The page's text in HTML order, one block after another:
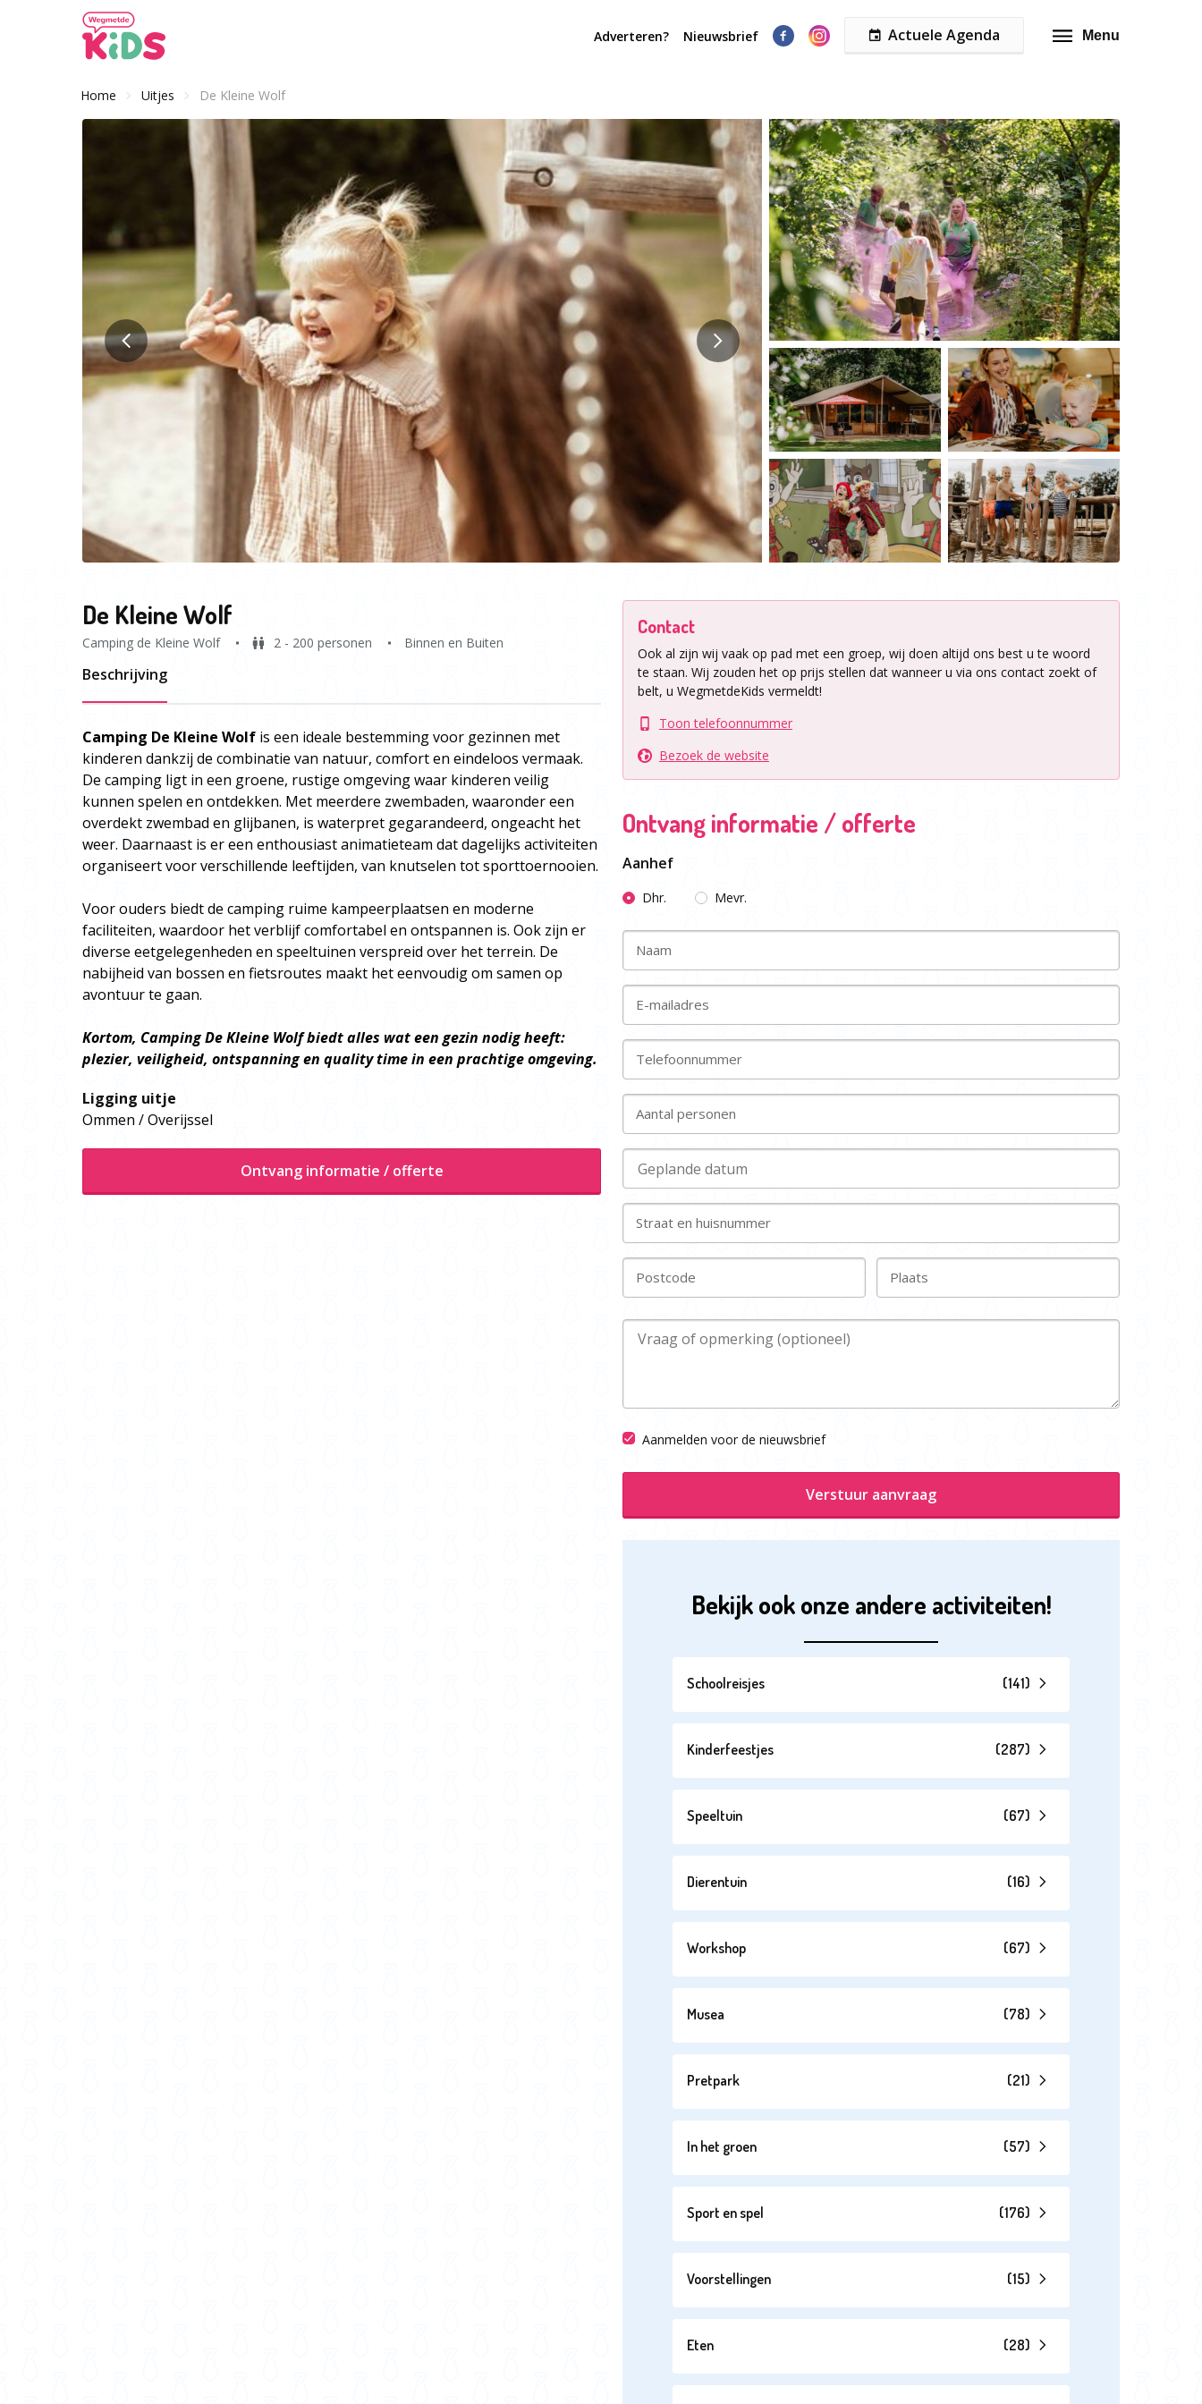
Adverteren? Nieuwsbrief Actuele Agenda Menu
Home Uitjes De Kleine Wolf
De Kleine Wolf
Camping de Kleine Wolf 2 - 200 personen Binnen en Buiten
Beschrijving
Camping De Kleine Wolf is een ideale bestemming voor gezinnen met
kinderen dankzij de combinatie van natuur, comfort en eindeloos vermaak.
De camping ligt in een groene, rustige omgeving waar kinderen veilig
kunnen spelen en ontdekken. Met meerdere zwembaden, waaronder een
overdekt zwembad en glijbanen, is waterpret gegarandeerd, ongeacht het
weer. Daarnaast is er een enthousiast animatieteam dat dagelijks activiteiten
organiseert voor verschillende leeftijden, van knutselen tot sporttoernooien.
Voor ouders biedt de camping ruime kampeerplaatsen en moderne
faciliteiten, waardoor het verblijf comfortabel en ontspannen is. Ook zijn er
diverse eetgelegenheden en speeltuinen verspreid over het terrein. De
nabijheid van bossen en fietsroutes maakt het eenvoudig om samen op
avontuur te gaan.
Kortom, Camping De Kleine Wolf biedt alles wat een gezin nodig heeft:
plezier, veiligheid, ontspanning en quality time in een prachtige omgeving.
Ligging uitje
Ommen / Overijssel
Ontvang informatie / offerte
Contact
Ook al zijn wij vaak op pad met een groep, wij doen altijd ons best u te woord
te staan. Wij zouden het op prijs stellen dat wanneer u via ons contact zoekt of
belt, u WegmetdeKids vermeldt!
Toon telefoonnummer
Bezoek de website
Ontvang informatie / offerte
Aanhef
Dhr. Mevr.
Naam
E-mailadres
Telefoonnummer
Aantal personen
Straat en huisnummer
Postcode Plaats
Aanmelden voor de nieuwsbrief
Verstuur aanvraag
Bekijk ook onze andere activiteiten!
Schoolreisjes (141)
Kinderfeestjes (287)
Speeltuin (67)
Dierentuin (16)
Workshop (67)
Musea (78)
Pretpark (21)
In het groen (57)
Sport en spel (176)
Voorstellingen (15)
Eten (28)